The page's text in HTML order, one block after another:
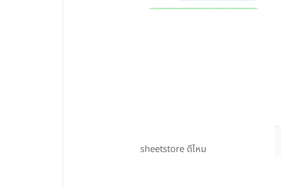
sheetstore ดีไหม